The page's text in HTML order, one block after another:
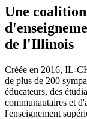
Une
de l'Illinois
Créée en 2016, IL-
de plus de 200
éducateurs, des
communautaires et
l'enseignement